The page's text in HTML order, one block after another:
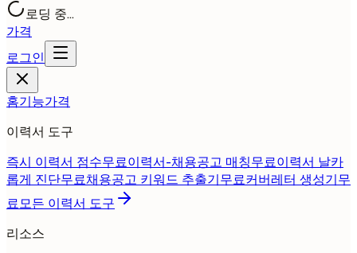
로딩 중...
가격
로그인
홈기능가격
이력서 도구
즉시 이력서 점수무료이력서-채용공고 매칭무료이력서 날카
롭게 진단무료채용공고 키워드 추출기무료커버레터 생성기무
료모든 이력서 도구
리소스